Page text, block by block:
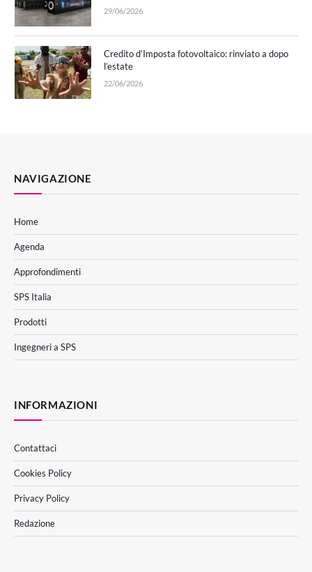
29/06/2026
Credito d’Imposta fotovoltaico: rinviato a dopo
l’estate
22/06/2026
NAVIGAZIONE
Home
Agenda
Approfondimenti
SPS Italia
Prodotti
Ingegneri a SPS
INFORMAZIONI
Contattaci
Cookies Policy
Privacy Policy
Redazione